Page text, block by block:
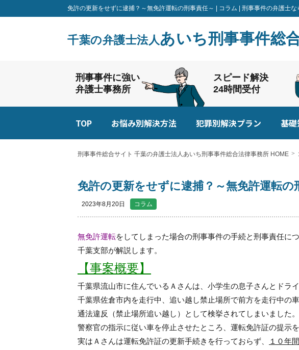
免許の更新をせずに逮捕？～無免許運転の刑事責任～ | コラム | 刑事事件の弁護士
千葉の弁護士法人あいち刑事事件総
刑事事件に強い
弁護士事務所
スピード解決
24時間受付
TOP お悩み別解決方法 犯罪別解決プラン 基
刑事事件総合サイト 千葉の弁護士法人あいち刑事事件総合法律事務所 HOME
免許の更新をせずに逮捕？～無免許運転の
2023年8月20日 コラム
無免許運転をしてしまった場合の刑事事件の手続と刑事責任につ
千葉支部が解説します。
【事案概要】
千葉県流山市に住んでいるＡさんは、小学生の息子さんとドラ
千葉県佐倉市内を走行中、追い越し禁止場所で前方を走行中の
通法違反（禁止場所追い越し）として検挙されてしまいました。
警察官の指示に従い車を停止させたところ、運転免許証の提示を
実はＡさんは運転免許証の更新手続きを行っておらず、
１０年